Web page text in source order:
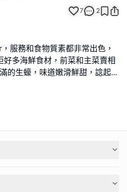
7 2
服務和食物質素都非常出色，
多海鮮食材，前菜和主菜賣相
的生蠔，味道嫩滑鮮甜，諗起...